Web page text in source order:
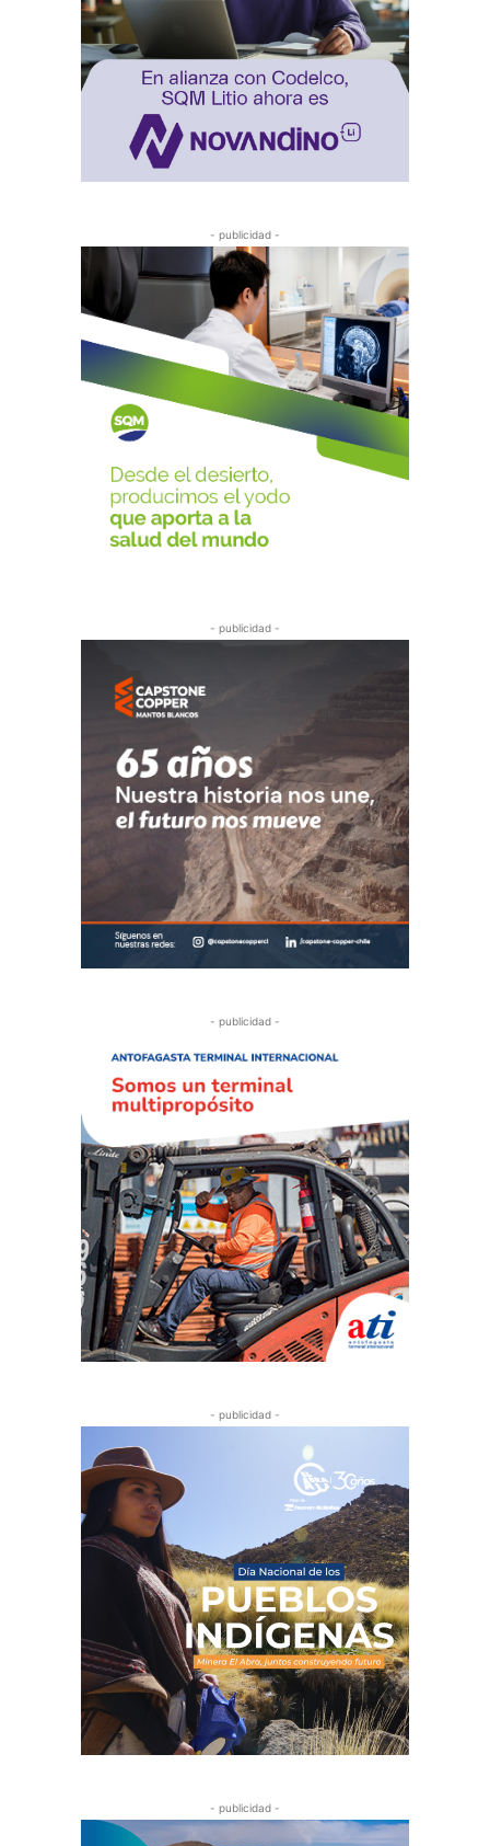
- publicidad -
- publicidad -
- publicidad -
- publicidad -
- publicidad -